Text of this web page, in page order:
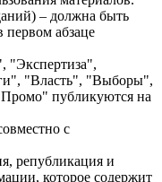
– должна быть
первом абзаце
"Экспертиза",
"Власть", "Выборы",
публикуются на
с
републикация и
которое содержит